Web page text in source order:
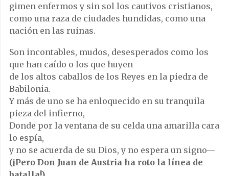
gimen enfermos y sin sol los cautivos cristianos,
como una raza de ciudades hundidas, como una
nación en las ruinas.
Son incontables, mudos, desesperados como los
que han caído o los que huyen
de los altos caballos de los Reyes en la piedra de
Babilonia.
Y más de uno se ha enloquecido en su tranquila
pieza del infierno,
Donde por la ventana de su celda una amarilla cara
lo espía,
y no se acuerda de su Dios, y no espera un signo—
(¡Pero Don Juan de Austria ha roto la línea de